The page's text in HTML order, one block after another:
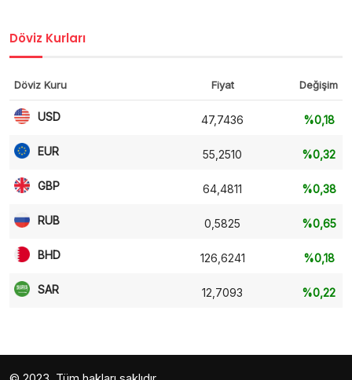
Döviz Kurları
Döviz Kuru Fiyat Değişim
USD 47,7436 %0,18
EUR 55,2510 %0,32
GBP 64,4811 %0,38
RUB 0,5825 %0,65
BHD 126,6241 %0,18
SAR 12,7093 %0,22